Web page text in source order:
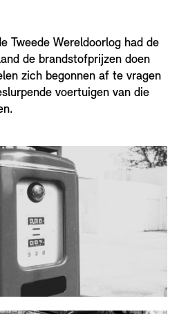
Tweede Wereldoorlog had de
de brandstofprijzen doen
zich begonnen af te vragen
voertuigen van die